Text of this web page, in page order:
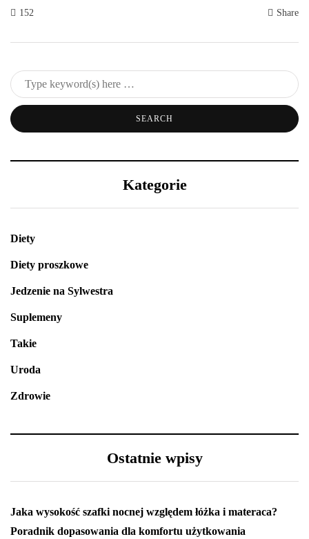
152 Share
Kategorie
Diety
Diety proszkowe
Jedzenie na Sylwestra
Suplemeny
Takie
Uroda
Zdrowie
Ostatnie wpisy
Jaka wysokość szafki nocnej względem łóżka i materaca?
Poradnik dopasowania dla komfortu użytkowania